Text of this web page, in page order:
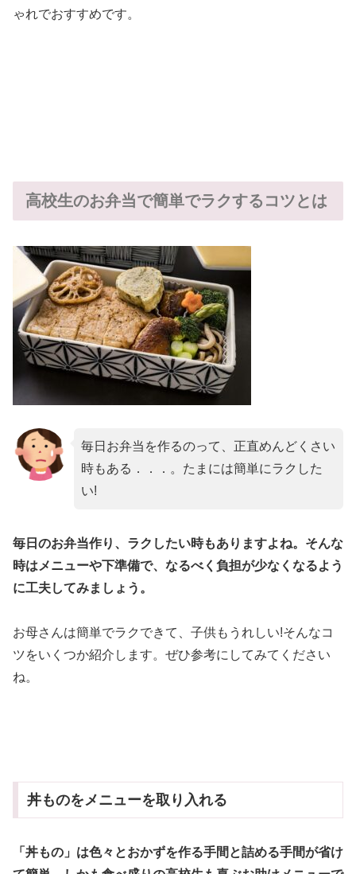
ゃれでおすすめです。
高校生のお弁当で簡単でラクするコツとは
毎日お弁当を作るのって、正直めんどくさい
時もある．．．。たまには簡単にラクした
い!
毎日のお弁当作り、ラクしたい時もありますよね。そんな
時はメニューや下準備で、なるべく負担が少なくなるよう
に工夫してみましょう。
お母さんは簡単でラクできて、子供もうれしい!そんなコ
ツをいくつか紹介します。ぜひ参考にしてみてください
ね。
丼ものをメニューを取り入れる
「丼もの」は色々とおかずを作る手間と詰める手間が省け